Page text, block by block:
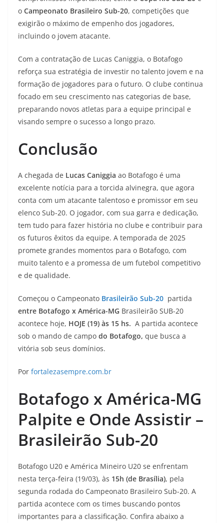
o Campeonato Brasileiro Sub-20, competições que
exigirão o máximo de empenho dos jogadores,
incluindo o jovem atacante.
Com a contratação de Lucas Caniggia, o Botafogo
reforça sua estratégia de investir no talento jovem e na
formação de jogadores para o futuro. O clube continua
focado em seu crescimento nas categorias de base,
preparando novos atletas para a equipe principal e
visando sempre o sucesso a longo prazo.
Conclusão
A chegada de Lucas Caniggia ao Botafogo é uma
excelente notícia para a torcida alvinegra, que agora
conta com um atacante talentoso e promissor em seu
elenco Sub-20. O jogador, com sua garra e dedicação,
tem tudo para fazer história no clube e contribuir para
os futuros êxitos da equipe. A temporada de 2025
promete grandes momentos para o Botafogo, com
muito talento e a promessa de um futebol competitivo
e de qualidade.
Começou o Campeonato Brasileirão Sub-20 partida
entre Botafogo x América-MG Brasileirão SUB-20
acontece hoje, HOJE (19) às 15 hs. A partida acontece
sob o mando de campo do Botafogo, que busca a
vitória sob seus domínios.
Por fortalezasempre.com.br
Botafogo x América-MG
Palpite e Onde Assistir –
Brasileirão Sub-20
Botafogo U20 e América Mineiro U20 se enfrentam
nesta terça-feira (19/03), às 15h (de Brasília), pela
segunda rodada do Campeonato Brasileiro Sub-20. A
partida acontece com os times buscando pontos
importantes para a classificação. Confira abaixo a